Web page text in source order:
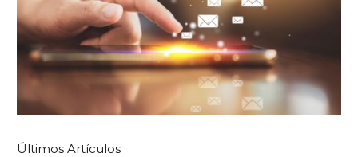
Últimos Artículos